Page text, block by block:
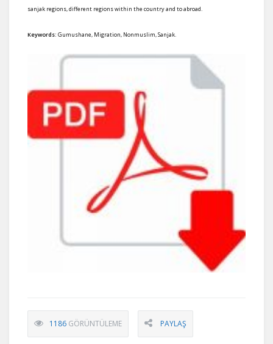
sanjak regions, different regions within the country and to abroad.
Keywords: Gumushane, Migration, Nonmuslim, Sanjak.
1186 GÖRÜNTÜLEME PAYLAŞ